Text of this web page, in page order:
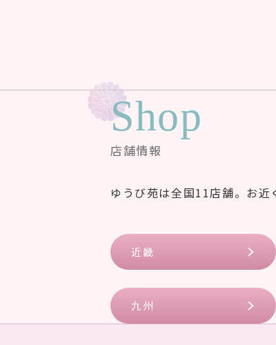
Shop
店舗情報
ゆうび苑は全国11店舗。お近
近畿
九州